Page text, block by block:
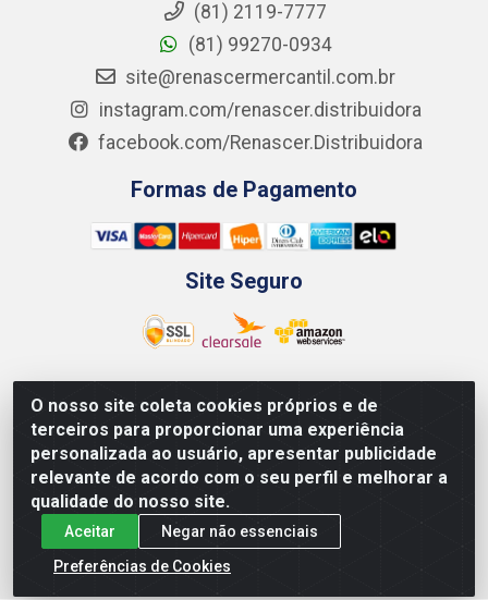
O nosso site coleta cookies próprios e de
terceiros para proporcionar uma experiência
personalizada ao usuário, apresentar publicidade
relevante de acordo com o seu perfil e melhorar a
qualidade do nosso site.
Aceitar
Negar não essenciais
Preferências de Cookies
(81) 2119-7777
(81) 99270-0934
site@renascermercantil.com.br
instagram.com/renascer.distribuidora
facebook.com/Renascer.Distribuidora
Formas de Pagamento
Site Seguro
Renascer Distribuidora - Rua São Miguel, 1845 -
Afogados - Recife / PE - CEP 50850-000 - CNPJ
07.264.693/0001-79